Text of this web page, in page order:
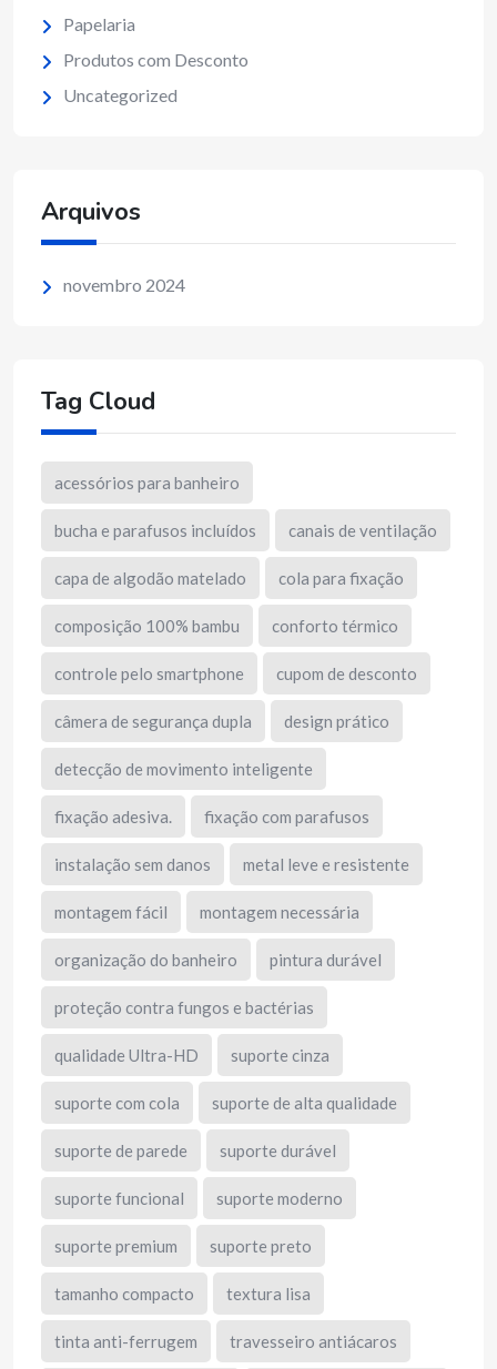
Papelaria
Produtos com Desconto
Uncategorized
Arquivos
novembro 2024
Tag Cloud
acessórios para banheiro
bucha e parafusos incluídos canais de ventilação
capa de algodão matelado cola para fixação
composição 100% bambu conforto térmico
controle pelo smartphone cupom de desconto
câmera de segurança dupla design prático
detecção de movimento inteligente
fixação adesiva. fixação com parafusos
instalação sem danos metal leve e resistente
montagem fácil montagem necessária
organização do banheiro pintura durável
proteção contra fungos e bactérias
qualidade Ultra-HD suporte cinza
suporte com cola suporte de alta qualidade
suporte de parede suporte durável
suporte funcional suporte moderno
suporte premium suporte preto
tamanho compacto textura lisa
tinta anti-ferrugem travesseiro antiácaros